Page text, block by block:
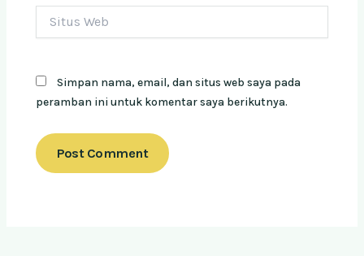
Web
Simpan nama, email, dan situs web saya pada
peramban ini untuk komentar saya berikutnya.